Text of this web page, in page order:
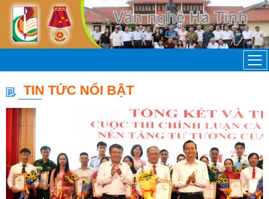
TIN TỨC NỔI BẬT